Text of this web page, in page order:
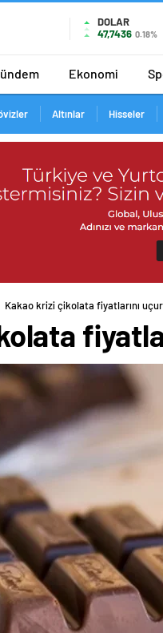
DOLAR
47,7436 0.18%
Ekonomi
Altınlar Hisseler
Kakao krizi çikolata fiyatlarını